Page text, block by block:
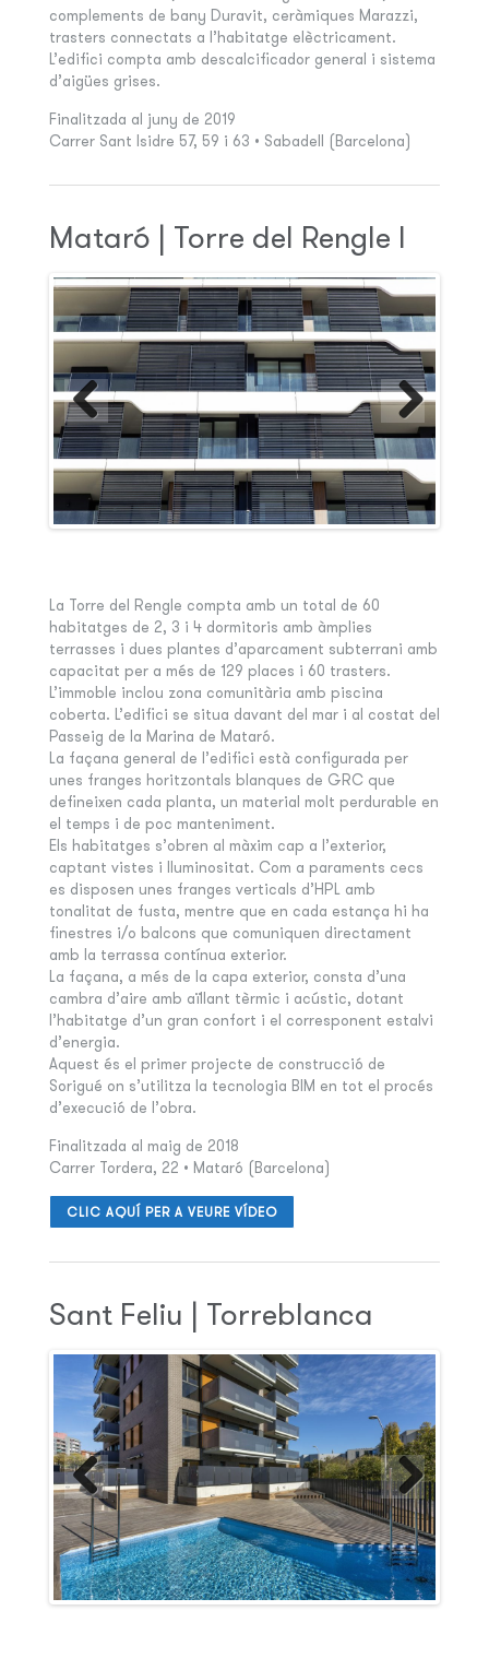
complements de bany Duravit, ceràmiques Marazzi,
trasters connectats a l’habitatge elèctricament.
L’edifici compta amb descalcificador general i sistema
d’aigües grises.
Finalitzada al juny de 2019
Carrer Sant Isidre 57, 59 i 63 • Sabadell (Barcelona)
Mataró | Torre del Rengle I
La Torre del Rengle compta amb un total de 60
habitatges de 2, 3 i 4 dormitoris amb àmplies
terrasses i dues plantes d’aparcament subterrani amb
capacitat per a més de 129 places i 60 trasters.
L’immoble inclou zona comunitària amb piscina
coberta. L’edifici se situa davant del mar i al costat del
Passeig de la Marina de Mataró.
La façana general de l’edifici està configurada per
unes franges horitzontals blanques de GRC que
defineixen cada planta, un material molt perdurable en
el temps i de poc manteniment.
Els habitatges s’obren al màxim cap a l’exterior,
captant vistes i lluminositat. Com a paraments cecs
es disposen unes franges verticals d’HPL amb
tonalitat de fusta, mentre que en cada estança hi ha
finestres i/o balcons que comuniquen directament
amb la terrassa contínua exterior.
La façana, a més de la capa exterior, consta d’una
cambra d’aire amb aïllant tèrmic i acústic, dotant
l’habitatge d’un gran confort i el corresponent estalvi
d’energia.
Aquest és el primer projecte de construcció de
Sorigué on s’utilitza la tecnologia BIM en tot el procés
d’execució de l’obra.
Finalitzada al maig de 2018
Carrer Tordera, 22 • Mataró (Barcelona)
CLIC AQUÍ PER A VEURE VÍDEO
Sant Feliu | Torreblanca